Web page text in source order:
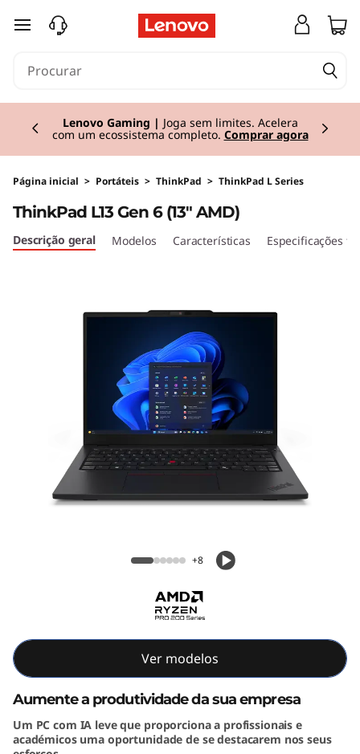
T
k
P
d
A
M
D
saltar para o conteúdo principal
Lenovo Gaming | Joga sem limites. Acelera
com um ecossistema completo. Comprar agora
Página inicial > Portáteis > ThinkPad > ThinkPad L Series
ThinkPad L13 Gen 6 (13" AMD)
ThinkPad L13 Gen 6 (13" AMD)
Descrição geral Modelos Características Especificações
+8
Ver modelos
Aumente a produtividade da sua empresa
Um PC com IA leve que proporciona a profissionais e
académicos uma oportunidade de se destacarem nos seus